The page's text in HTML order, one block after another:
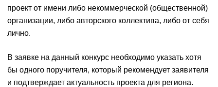
проект от имени либо некоммерческой (общественной)
организации, либо авторского коллектива, либо от себя
лично.
В заявке на данный конкурс необходимо указать хотя
бы одного поручителя, который рекомендует заявителя
и подтверждает актуальность проекта для региона.